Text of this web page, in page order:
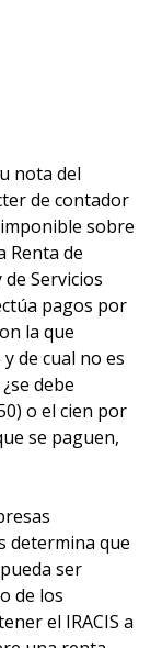
nota del
de contador
sobre
Renta de
Servicios
pagos por
la que
de cual no es
debe
o el cien por
se paguen,
determina que
ser
de los
el IRACIS a